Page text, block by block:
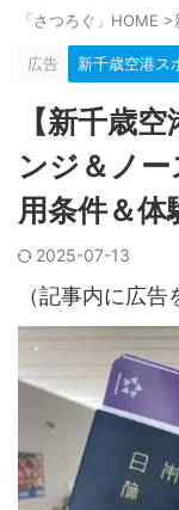
「さつろぐ」HOME >
広告 新千歳空港ス
【新千歳
ンジ＆ノ
用条件＆
2025-07-13
（記事内に広告